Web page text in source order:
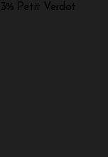
Petit Verdot